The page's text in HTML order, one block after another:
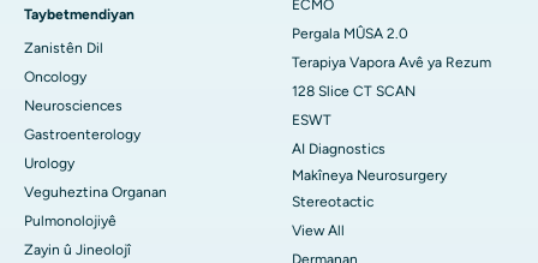
Taybetmendiyan
Zanistên Dil
Oncology
Neurosciences
Gastroenterology
Urology
Veguheztina Organan
Pulmonolojiyê
Zayin û Jineolojî
ECMO
Pergala MÛSA 2.0
Terapiya Vapora Avê ya Rezum
128 Slice CT SCAN
ESWT
AI Diagnostics
Makîneya Neurosurgery
Stereotactic
View All
Dermanan